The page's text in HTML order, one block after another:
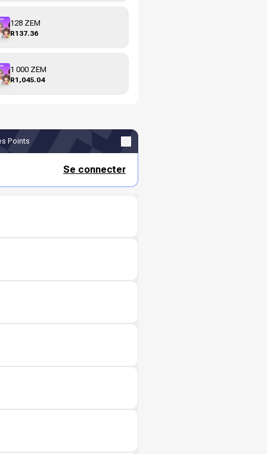
128 ZEM
R137.36
1 000 ZEM
R1,045.04
Points
Se connecter